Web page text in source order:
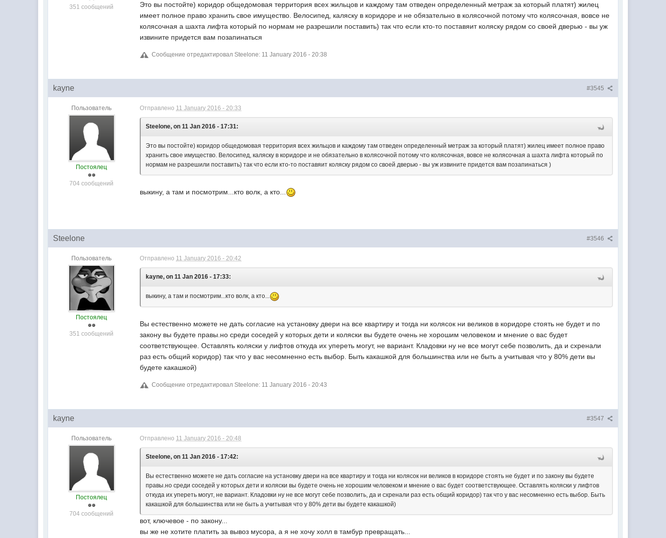
351 сообщений
Это вы постойте) коридор общедомовая территория всех жильцов и каждому там отведен определенный метраж за который платят) жилец
имеет полное право хранить свое имущество. Велосипед, каляску в коридоре и не обязательно в колясочной потому что колясочная, вовсе не
колясочная а шахта лифта который по нормам не разрешили поставить) так что если кто-то поставяит коляску рядом со своей дверью - вы уж
извините придется вам позапинаться
Сообщение отредактировал Steelone: 11 January 2016 - 20:38
#3545
kayne
Пользователь
Постоялец
704 сообщений
Отправлено 11 January 2016 - 20:33
Steelone, on 11 Jan 2016 - 17:31:
Это вы постойте) коридор общедомовая территория всех жильцов и каждому там отведен определенный метраж за который платят) жилец имеет полное право
хранить свое имущество. Велосипед, каляску в коридоре и не обязательно в колясочной потому что колясочная, вовсе не колясочная а шахта лифта который по
нормам не разрешили поставить) так что если кто-то поставяит коляску рядом со своей дверью - вы уж извините придется вам позапинаться )
выкину, а там и посмотрим...кто волк, а кто...
#3546
Steelone
Пользователь
Постоялец
351 сообщений
Отправлено 11 January 2016 - 20:42
kayne, on 11 Jan 2016 - 17:33:
выкину, а там и посмотрим...кто волк, а кто...
Вы естественно можете не дать согласие на установку двери на все квартиру и тогда ни колясок ни великов в коридоре стоять не будет и по
закону вы будете правы.но среди соседей у которых дети и коляски вы будете очень не хорошим человеком и мнение о вас будет
соответствующее. Оставлять коляски у лифтов откуда их упереть могут, не вариант. Кладовки ну не все могут себе позволить, да и схренали
раз есть общий коридор) так что у вас несомненно есть выбор. Быть какашкой для большинства или не быть а учитывая что у 80% дети вы
будете какашкой)
Сообщение отредактировал Steelone: 11 January 2016 - 20:43
#3547
kayne
Пользователь
Постоялец
704 сообщений
Отправлено 11 January 2016 - 20:48
Steelone, on 11 Jan 2016 - 17:42:
Вы естественно можете не дать согласие на установку двери на все квартиру и тогда ни колясок ни великов в коридоре стоять не будет и по закону вы будете
правы.но среди соседей у которых дети и коляски вы будете очень не хорошим человеком и мнение о вас будет соответствующее. Оставлять коляски у лифтов
откуда их упереть могут, не вариант. Кладовки ну не все могут себе позволить, да и схренали раз есть общий коридор) так что у вас несомненно есть выбор. Быть
какашкой для большинства или не быть а учитывая что у 80% дети вы будете какашкой)
вот, ключевое - по закону...
вы же не хотите платить за вывоз мусора, а я не хочу холл в тамбур превращать...